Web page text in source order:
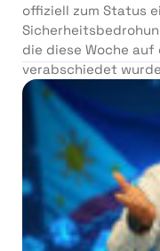
offiziell zum Status
die diese Woche auf
verabschiedet